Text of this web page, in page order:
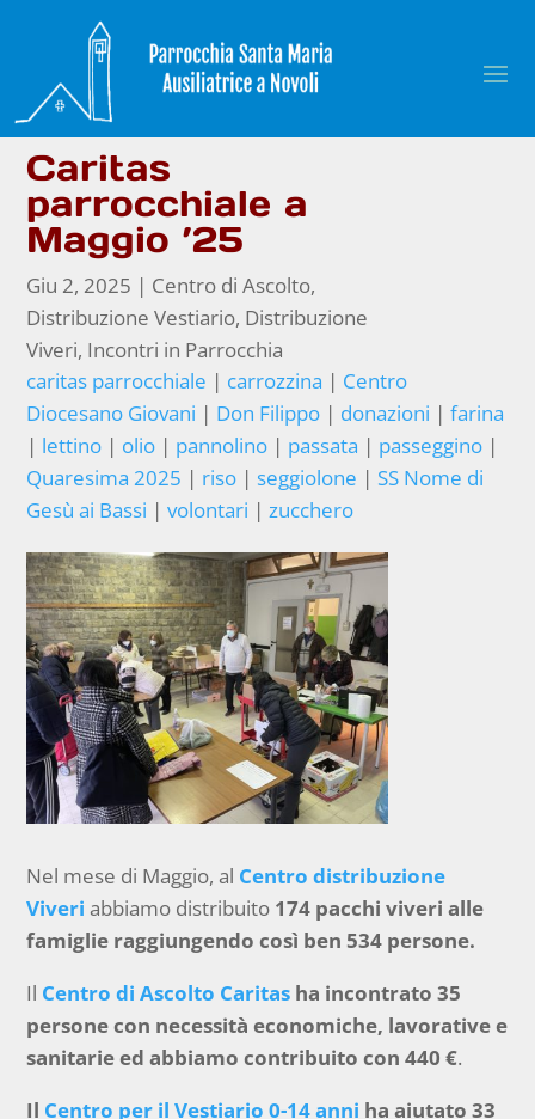
Caritas
parrocchiale a
Maggio ’25
Giu 2, 2025 | Centro di Ascolto,
Distribuzione Vestiario, Distribuzione
Viveri, Incontri in Parrocchia
caritas parrocchiale | carrozzina | Centro
Diocesano Giovani | Don Filippo | donazioni |farina
| lettino | olio | pannolino | passata | passeggino |
Quaresima 2025 | riso | seggiolone | SS Nome di
Gesù ai Bassi |volontari |zucchero
Nel mese di Maggio, al Centro distribuzione
Viveri abbiamo distribuito 174 pacchi viveri alle
famiglie raggiungendo così ben 534 persone.
Il Centro di Ascolto Caritas ha incontrato 35
persone con necessità economiche, lavorative e
sanitarie ed abbiamo contribuito con 440 €.
Il Centro per il Vestiario 0-14 anni ha aiutato 33